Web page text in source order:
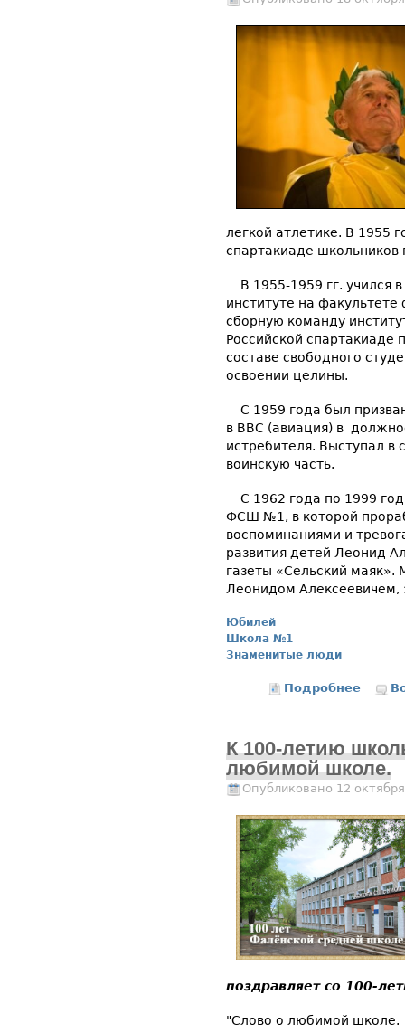
легкой атлетике. В 1955
спартакиаде школьников
В 1955-1959 гг. учился
институте на факультете
сборную команду
Российской спартакиаде
составе свободного
освоении целины.
С 1959 года был
в ВВС (авиация) в
истребителя. Выступал в
воинскую часть.
С 1962 года по 1999
ФСШ №1, в которой
воспоминаниями и
развития детей Леонид
газеты «Сельский
Леонидом Алексеевичем,
Юбилей
Школа №1
Знаменитые люди
Подробнее о К
К 100-летию
любимой школе.
Опубликовано 12
поздравляет со 100-
"Слово о любимой школе.